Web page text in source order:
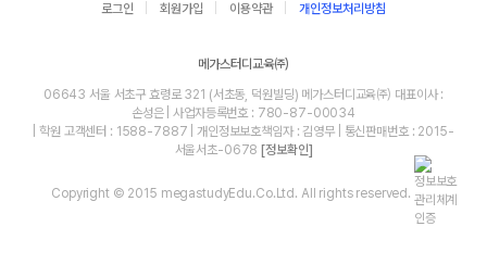
로그인 회원가입 이용약관 개인정보처리방침
메가스터디교육㈜
06643 서울 서초구 효령로 321 (서초동, 덕원빌딩) 메가스터디교육㈜ 대표이사 :
손성은 | 사업자등록번호 : 780-87-00034
| 학원 고객센터 : 1588-7887 | 개인정보보호책임자 : 김영무 | 통신판매번호 : 2015-
서울서초-0678 [정보확인]
Copyright © 2015 megastudyEdu.Co.Ltd. All rights reserved.